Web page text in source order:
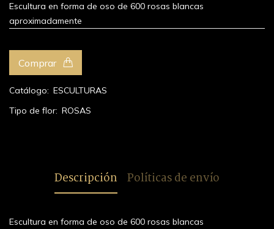
Escultura en forma de oso de 600 rosas blancas
aproximadamente
Comprar
Catálogo: ESCULTURAS
Tipo de flor: ROSAS
Descripción Políticas de envío
Escultura en forma de oso de 600 rosas blancas